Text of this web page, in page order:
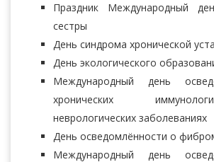
Праздник Международный
сестры
День синдрома хронической
День экологического
Международный день
хронических
неврологических заболеваниях
День осведомлённости о
Международный день